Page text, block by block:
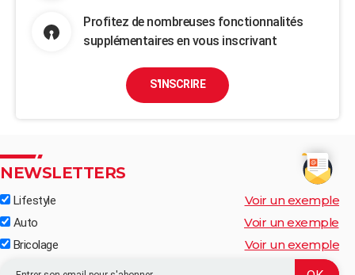
Profitez de nombreuses fonctionnalités
supplémentaires en vous inscrivant
S'INSCRIRE
NEWSLETTERS
Lifestyle Voir un exemple
Auto Voir un exemple
Bricolage Voir un exemple